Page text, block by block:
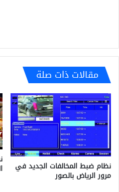
مقالات ذات صلة
نظام ضبط المخالفات الجديد في
مرور الرياض بالصور